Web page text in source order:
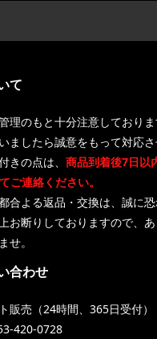
て
理のもと十分注意しており
ましたら誠意をもって対応
きの点は、 商品到着後7日以
ご連絡ください。
合よる返品・交換は、誠に恐
お断りしておりますので、
せ。
合わせ
販売（24時間、365日受付）
420-0728